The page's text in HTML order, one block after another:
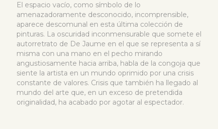
El espacio vacío, como símbolo de lo
amenazadoramente desconocido, incomprensible,
aparece descomunal en esta última colección de
pinturas. La oscuridad inconmensurable que somete el
autorretrato de De Jaume en el que se representa a sí
misma con una mano en el pecho mirando
angustiosamente hacia arriba, habla de la congoja que
siente la artista en un mundo oprimido por una crisis
constante de valores. Crisis que también ha llegado al
mundo del arte que, en un exceso de pretendida
originalidad, ha acabado por agotar al espectador.